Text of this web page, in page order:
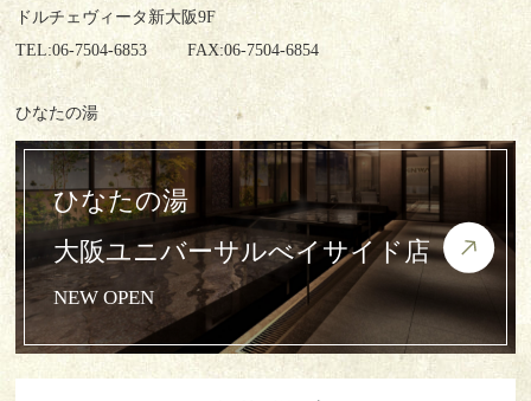
ドルチェヴィータ新大阪9F
TEL:06-7504-6853
FAX:06-7504-6854
ひなたの湯
ひなたの湯
大阪ユニバーサルべイサイド店
NEW OPEN